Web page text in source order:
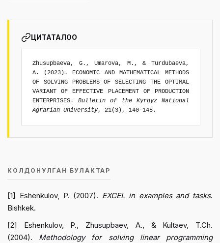
ЦИТАТАЛОО
Zhusupbaeva, G., Umarova, M., & Turdubaeva,
A. (2023). ECONOMIC AND MATHEMATICAL METHODS
OF SOLVING PROBLEMS OF SELECTING THE OPTIMAL
VARIANT OF EFFECTIVE PLACEMENT OF PRODUCTION
ENTERPRISES.Bulletin of the Kyrgyz National
Agrarian University, 21(3), 140-145.
КОЛДОНУЛГАН БУЛАКТАР
[1] Eshenkulov, P. (2007). EXCEL in examples and tasks.
Bishkek.
[2] Eshenkulov, P., Zhusupbaev, A., & Kultaev, T.Ch.
(2004). Methodology for solving linear programming